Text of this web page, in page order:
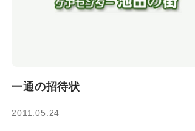
一通の招待状
2011.05.24